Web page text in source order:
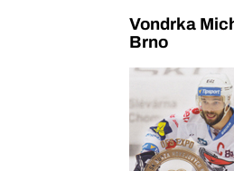
Vondrka
Brno